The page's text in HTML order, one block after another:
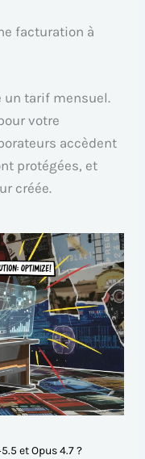
facturation à
un tarif mensuel.
votre
accèdent
protégées, et
créée.
et Opus 4.7 ?